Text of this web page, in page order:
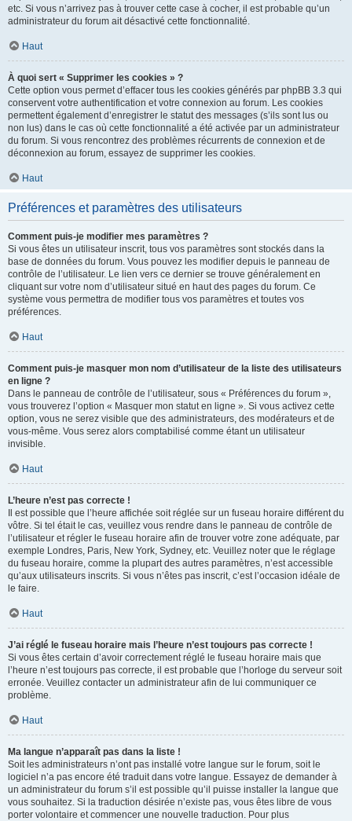
etc. Si vous n’arrivez pas à trouver cette case à cocher, il est probable qu’un
administrateur du forum ait désactivé cette fonctionnalité.
Haut
À quoi sert « Supprimer les cookies » ?
Cette option vous permet d’effacer tous les cookies générés par phpBB 3.3 qui
conservent votre authentification et votre connexion au forum. Les cookies
permettent également d’enregistrer le statut des messages (s’ils sont lus ou
non lus) dans le cas où cette fonctionnalité a été activée par un administrateur
du forum. Si vous rencontrez des problèmes récurrents de connexion et de
déconnexion au forum, essayez de supprimer les cookies.
Haut
Préférences et paramètres des utilisateurs
Comment puis-je modifier mes paramètres ?
Si vous êtes un utilisateur inscrit, tous vos paramètres sont stockés dans la
base de données du forum. Vous pouvez les modifier depuis le panneau de
contrôle de l’utilisateur. Le lien vers ce dernier se trouve généralement en
cliquant sur votre nom d’utilisateur situé en haut des pages du forum. Ce
système vous permettra de modifier tous vos paramètres et toutes vos
préférences.
Haut
Comment puis-je masquer mon nom d’utilisateur de la liste des utilisateurs
en ligne ?
Dans le panneau de contrôle de l’utilisateur, sous « Préférences du forum »,
vous trouverez l’option « Masquer mon statut en ligne ». Si vous activez cette
option, vous ne serez visible que des administrateurs, des modérateurs et de
vous-même. Vous serez alors comptabilisé comme étant un utilisateur
invisible.
Haut
L’heure n’est pas correcte !
Il est possible que l’heure affichée soit réglée sur un fuseau horaire différent du
vôtre. Si tel était le cas, veuillez vous rendre dans le panneau de contrôle de
l’utilisateur et régler le fuseau horaire afin de trouver votre zone adéquate, par
exemple Londres, Paris, New York, Sydney, etc. Veuillez noter que le réglage
du fuseau horaire, comme la plupart des autres paramètres, n’est accessible
qu’aux utilisateurs inscrits. Si vous n’êtes pas inscrit, c’est l’occasion idéale de
le faire.
Haut
J’ai réglé le fuseau horaire mais l’heure n’est toujours pas correcte !
Si vous êtes certain d’avoir correctement réglé le fuseau horaire mais que
l’heure n’est toujours pas correcte, il est probable que l’horloge du serveur soit
erronée. Veuillez contacter un administrateur afin de lui communiquer ce
problème.
Haut
Ma langue n’apparaît pas dans la liste !
Soit les administrateurs n’ont pas installé votre langue sur le forum, soit le
logiciel n’a pas encore été traduit dans votre langue. Essayez de demander à
un administrateur du forum s’il est possible qu’il puisse installer la langue que
vous souhaitez. Si la traduction désirée n’existe pas, vous êtes libre de vous
porter volontaire et commencer une nouvelle traduction. Pour plus